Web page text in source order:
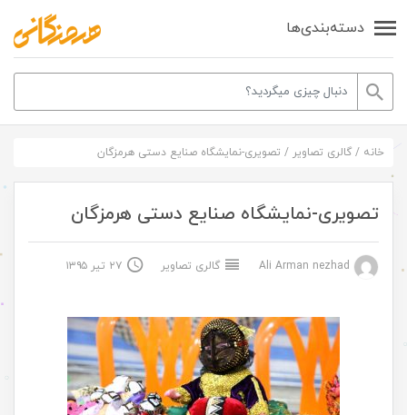
دسته‌بندی‌ها
خانه / گالری تصاویر / تصویری-نمایشگاه صنایع دستی هرمزگان
تصویری-نمایشگاه صنایع دستی هرمزگان
گالری تصاویر ۲۷ تیر ۱۳۹۵